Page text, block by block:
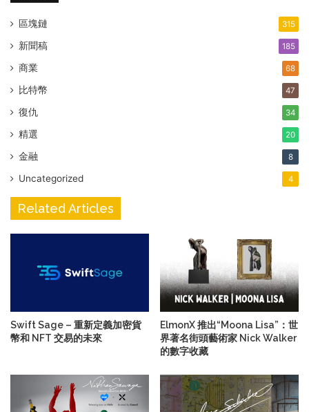
區塊鏈 315
新聞稿 185
商業 68
比特幣 47
復仇 34
精選 20
金融 8
Uncategorized 4
Related Articles
Swift Sage – 重新定義加密貨
幣和 NFT 交易的未來
ElmonX 推出“Moona Lisa”：世
界著名街頭藝術家 Nick Walker
的數字收藏